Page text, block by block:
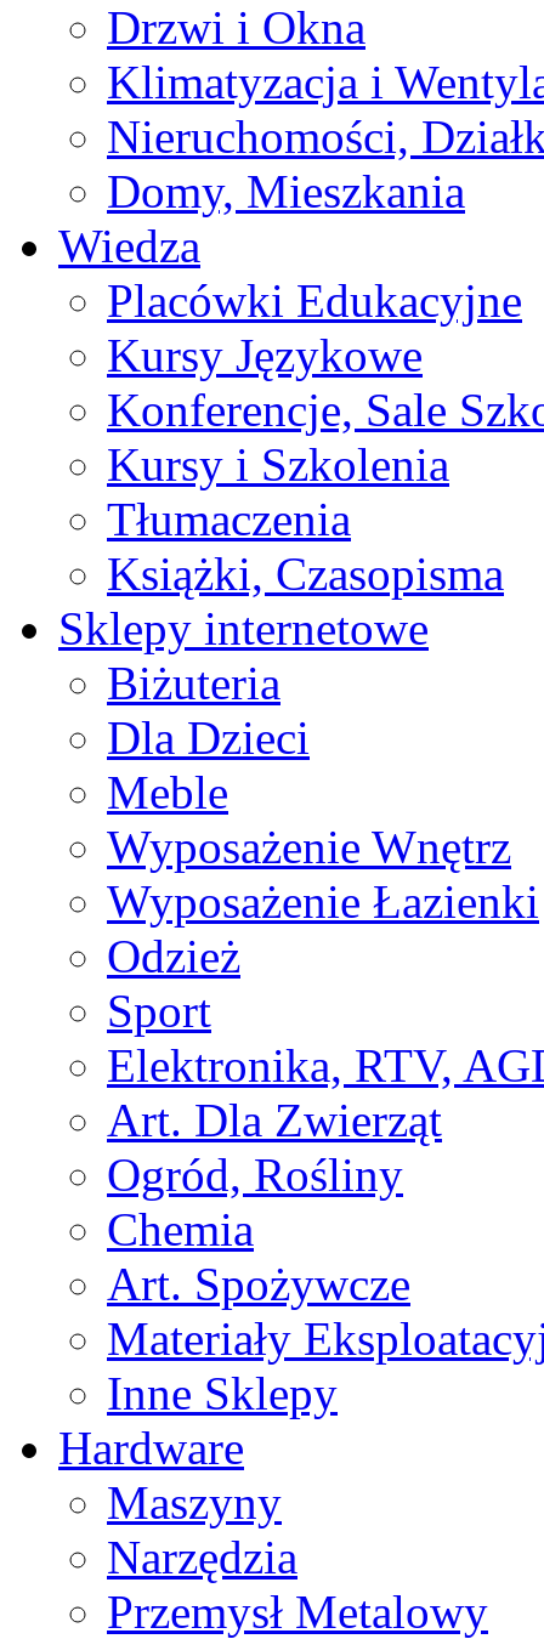
Drzwi i Okna
Klimatyzacja i
Nieruchomości,
Domy, Mieszkania
Wiedza
Placówki Edukacyjne
Kursy Językowe
Konferencje, Sale
Kursy i Szkolenia
Tłumaczenia
Książki, Czasopisma
Sklepy internetowe
Biżuteria
Dla Dzieci
Meble
Wyposażenie Wnętrz
Wyposażenie Łazienki
Odzież
Sport
Elektronika, RTV,
Art. Dla Zwierząt
Ogród, Rośliny
Chemia
Art. Spożywcze
Materiały
Inne Sklepy
Hardware
Maszyny
Narzędzia
Przemysł Metalowy